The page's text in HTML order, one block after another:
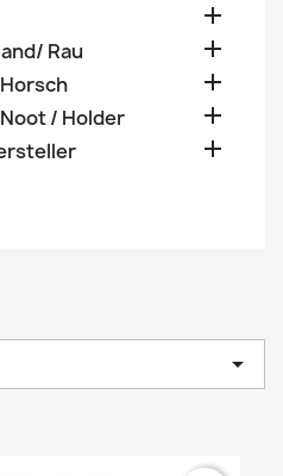

Rau 

/ Holder 

